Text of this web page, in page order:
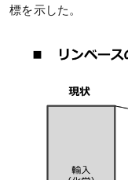
標を示した。